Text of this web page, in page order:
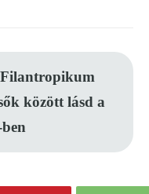
között lásd a